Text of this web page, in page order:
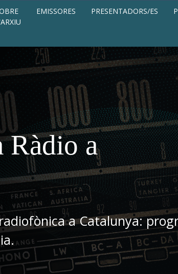
EMISSORES PRESENTADORS/ES
Ràdio a
a Catalunya: